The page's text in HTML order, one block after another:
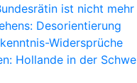
ist nicht mehr
Desorientierung
Widersprüche
Hollande in der